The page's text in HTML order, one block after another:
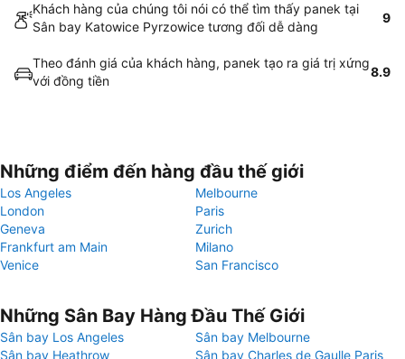
Khách hàng của chúng tôi nói có thể tìm thấy panek tại
Sân bay Katowice Pyrzowice tương đối dễ dàng
9
Theo đánh giá của khách hàng, panek tạo ra giá trị xứng
với đồng tiền
8.9
Những điểm đến hàng đầu thế giới
Los Angeles
Melbourne
London
Paris
Geneva
Zurich
Frankfurt am Main
Milano
Venice
San Francisco
Những Sân Bay Hàng Đầu Thế Giới
Sân bay Los Angeles
Sân bay Melbourne
Sân bay Heathrow
Sân bay Charles de Gaulle Paris